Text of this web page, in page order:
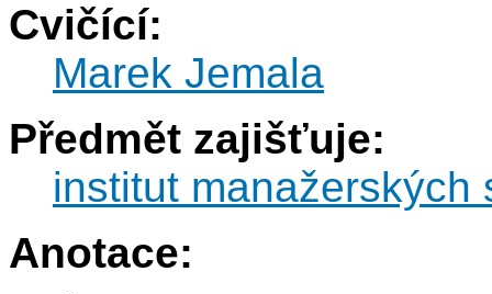
Cvičící:
Marek Jemala
Předmět zajišťuje:
institut manažerských
Anotace: